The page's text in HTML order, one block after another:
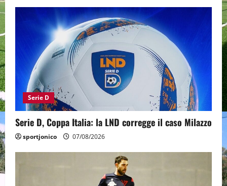
Serie D
Serie D, Coppa Italia: la LND corregge il caso Milazzo
sportjonico 07/08/2026